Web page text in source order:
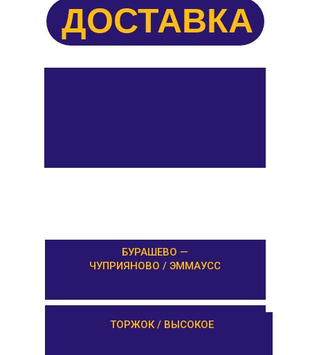
ДОСТАВКА
ЛИХОСЛАВЛЬ /
КАЛАШНИКОВО
БУРАШЕВО —
ЧУПРИЯНОВО / ЭММАУСС
ТОРЖОК / ВЫСОКОЕ